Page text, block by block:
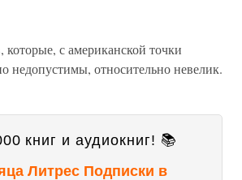
с американской точки
недопустимы, относительно невелик.
книг и аудиокниг! 📚
Литрес Подписки в